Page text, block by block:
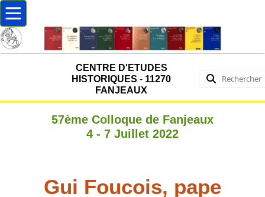
CENTRE D'ETUDES
HISTORIQUES - 11270
FANJEAUX
57ème Colloque de Fanjeaux
4 - 7 Juillet 2022
Gui Foucois, pape